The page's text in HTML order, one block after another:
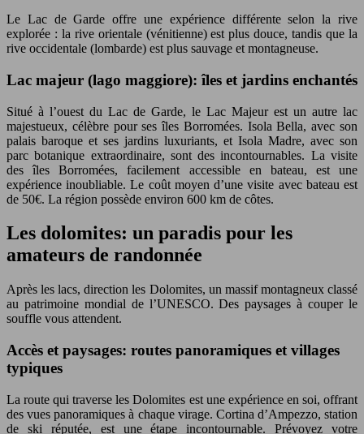
Le Lac de Garde offre une expérience différente selon la rive
explorée : la rive orientale (vénitienne) est plus douce, tandis que la
rive occidentale (lombarde) est plus sauvage et montagneuse.
Lac majeur (lago maggiore): îles et jardins enchantés
Situé à l’ouest du Lac de Garde, le Lac Majeur est un autre lac
majestueux, célèbre pour ses îles Borromées. Isola Bella, avec son
palais baroque et ses jardins luxuriants, et Isola Madre, avec son
parc botanique extraordinaire, sont des incontournables. La visite
des îles Borromées, facilement accessible en bateau, est une
expérience inoubliable. Le coût moyen d’une visite avec bateau est
de 50€. La région possède environ 600 km de côtes.
Les dolomites: un paradis pour les
amateurs de randonnée
Après les lacs, direction les Dolomites, un massif montagneux classé
au patrimoine mondial de l’UNESCO. Des paysages à couper le
souffle vous attendent.
Accès et paysages: routes panoramiques et villages
typiques
La route qui traverse les Dolomites est une expérience en soi, offrant
des vues panoramiques à chaque virage. Cortina d’Ampezzo, station
de ski réputée, est une étape incontournable. Prévoyez votre